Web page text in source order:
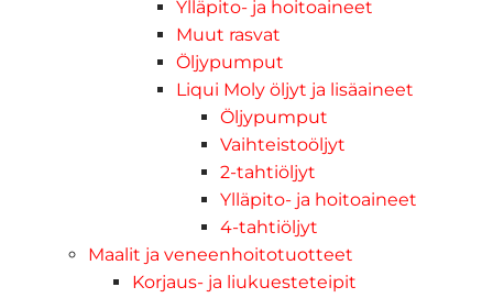
Ylläpito- ja hoitoaineet
Muut rasvat
Öljypumput
Liqui Moly öljyt ja lisäaineet
Öljypumput
Vaihteistoöljyt
2-tahtiöljyt
Ylläpito- ja hoitoaineet
4-tahtiöljyt
Maalit ja veneenhoitotuotteet
Korjaus- ja liukuesteteipit